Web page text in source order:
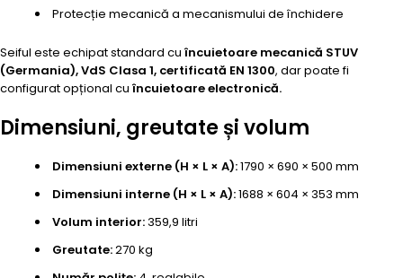
Protecție mecanică a mecanismului de închidere
Seiful este echipat standard cu încuietoare mecanică STUV
(Germania), VdS Clasa 1, certificată EN 1300, dar poate fi
configurat opțional cu încuietoare electronică.
Dimensiuni, greutate și volum
Dimensiuni externe (H × L × A):1790 × 690 × 500 mm
Dimensiuni interne (H × L × A):1688 × 604 × 353 mm
Volum interior:359,9 litri
Greutate:270 kg